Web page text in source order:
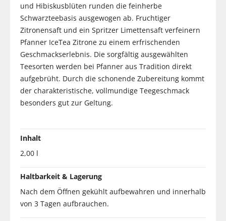
und Hibiskusblüten runden die feinherbe
Schwarzteebasis ausgewogen ab. Fruchtiger
Zitronensaft und ein Spritzer Limettensaft verfeinern
Pfanner IceTea Zitrone zu einem erfrischenden
Geschmackserlebnis. Die sorgfältig ausgewählten
Teesorten werden bei Pfanner aus Tradition direkt
aufgebrüht. Durch die schonende Zubereitung kommt
der charakteristische, vollmundige Teegeschmack
besonders gut zur Geltung.
Inhalt
2,00 l
Haltbarkeit & Lagerung
Nach dem Öffnen gekühlt aufbewahren und innerhalb
von 3 Tagen aufbrauchen.